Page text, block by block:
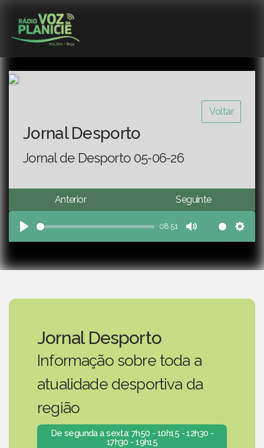
Voltar
Jornal Desporto
Jornal de Desporto 05-06-26
Anterior Seguinte
Play
08:51
Mute
Jornal Desporto
Informação sobre toda a
atualidade desportiva da
região
De segunda a sexta: 7h50 - 10h15 - 12h30 -
17h30 - 19h15